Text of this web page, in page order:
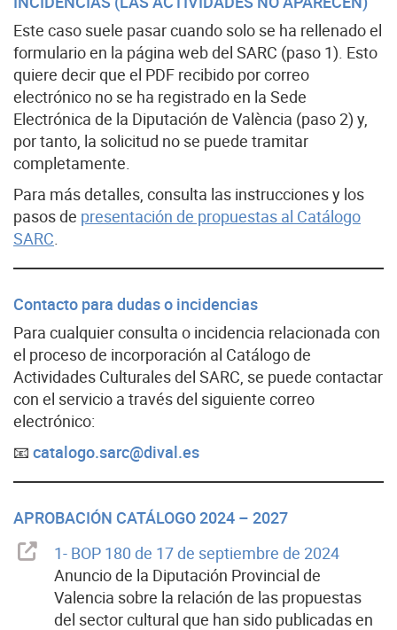
Este caso suele pasar cuando solo se ha rellenado el
formulario en la página web del SARC (paso 1). Esto
quiere decir que el PDF recibido por correo
electrónico no se ha registrado en la Sede
Electrónica de la Diputación de València (paso 2) y,
por tanto, la solicitud no se puede tramitar
completamente.
Para más detalles, consulta las instrucciones y los
pasos de presentación de propuestas al Catálogo
SARC
Contacto para dudas o incidencias
Para cualquier consulta o incidencia relacionada con
el proceso de incorporación al Catálogo de
Actividades Culturales del SARC, se puede contactar
con el servicio a través del siguiente correo
electrónico:
📧 catalogo.sarc@dival.es
APROBACIÓN CATÁLOGO 2024 – 2027
1- BOP 180 de 17 de septiembre de 2024
Anuncio de la Diputación Provincial de
Valencia sobre la relación de las propuestas
del sector cultural que han sido publicadas en